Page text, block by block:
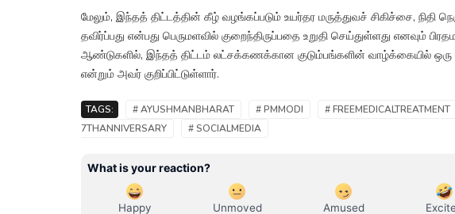
மேலும், இந்தத் திட்டத்தின் கீழ் வழங்கப்படும் உயர்தர மருத்துவச் சிகிச்சை, நிதி
தவிர்ப்பது என்பது பெருமளவில் குறைந்திருப்பதை உறுதி செய்துள்ளது எனவும்
ஆண்டுகளில், இந்தத் திட்டம் லட்சக்கணக்கான குடும்பங்களின் வாழ்க்கையில் ஒரு
என்றும் அவர் குறிப்பிட்டுள்ளார்.
TAGS: # AYUSHMANBHARAT # PMMODI # FREEMEDICALTREATMENT
7THANNIVERSARY
# SOCIALMEDIA